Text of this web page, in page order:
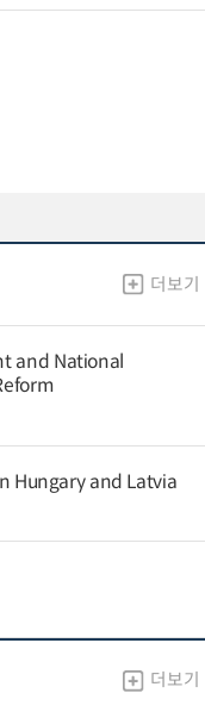
더보기
and National
Hungary and Latvia
더보기